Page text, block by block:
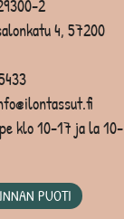
2
4, 57200
klo 10-17 ja la 10-
PUOTI